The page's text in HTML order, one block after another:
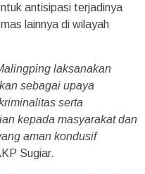
antisipasi terjadinya
lainnya di wilayah
laksanakan
sebagai upaya
serta
kepada masyarakat dan
aman kondusif
Sugiar.